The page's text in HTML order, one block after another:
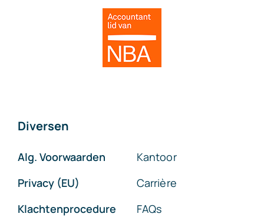
Diversen
Alg. Voorwaarden
Privacy (EU)
Klachtenprocedure
Kantoor
Carrière
FAQs